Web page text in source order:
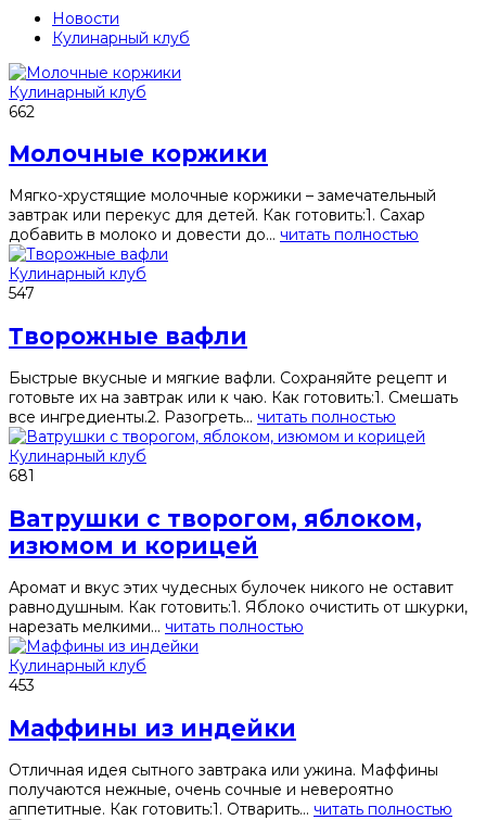
Новости
Кулинарный клуб
Кулинарный клуб
662
Молочные коржики
Мягко-хрустящие молочные коржики – замечательный
завтрак или перекус для детей. Как готовить:1. Сахар
добавить в молоко и довести до... читать полностью
Кулинарный клуб
547
Творожные вафли
Быстрые вкусные и мягкие вафли. Сохраняйте рецепт и
готовьте их на завтрак или к чаю. Как готовить:1. Смешать
все ингредиенты.2. Разогреть... читать полностью
Кулинарный клуб
681
Ватрушки с творогом, яблоком,
изюмом и корицей
Аромат и вкус этих чудесных булочек никого не оставит
равнодушным. Как готовить:1. Яблоко очистить от шкурки,
нарезать мелкими... читать полностью
Кулинарный клуб
453
Маффины из индейки
Отличная идея сытного завтрака или ужина. Маффины
получаются нежные, очень сочные и невероятно
аппетитные. Как готовить:1. Отварить... читать полностью